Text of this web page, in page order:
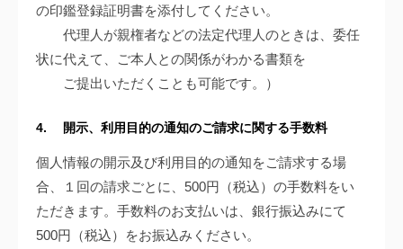
の印鑑登録証明書を添付してください。
代理人が親権者などの法定代理人のときは、委任
状に代えて、ご本人との関係がわかる書類を
ご提出いただくことも可能です。）
4. 開示、利用目的の通知のご請求に関する手数料
個人情報の開示及び利用目的の通知をご請求する場
合、１回の請求ごとに、500円（税込）の手数料をい
ただきます。手数料のお支払いは、銀行振込みにて
500円（税込）をお振込みください。